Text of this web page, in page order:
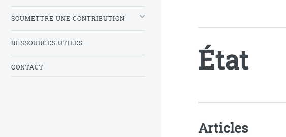
État
Articles
SOUMETTRE UNE CONTRIBUTION
RESSOURCES UTILES
CONTACT